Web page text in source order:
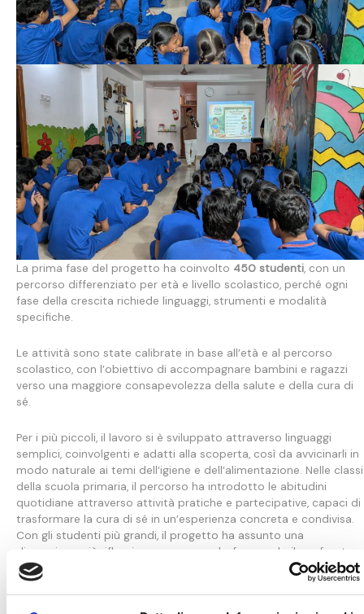
La prima fase del progetto ha coinvolto 450 studenti, con un
percorso differenziato per età e livello scolastico, perché ogni
fase della crescita richiede linguaggi, strumenti e modalità
specifiche.
Le attività sono state calibrate in base all’età e al percorso
scolastico, con l’obiettivo di accompagnare bambini e ragazzi
verso una maggiore consapevolezza della salute e della cura di
sé.
Per i più piccoli, il lavoro si è sviluppato attraverso linguaggi
semplici, coinvolgenti e adatti alla scoperta, così da avvicinarli in
modo naturale ai temi dell’igiene e dell’alimentazione. Nelle classi
della scuola primaria, il percorso ha introdotto le abitudini
quotidiane attraverso attività pratiche e partecipative, capaci di
trasformare la cura di sé in un’esperienza concreta e condivisa.
Con gli studenti più grandi, il progetto ha assunto una
dimensione più riflessiva e consapevole, favorendo il confronto,
la partecipazione attiva e una comprensione più profonda del
legame tra comportamenti quotidiani, salute e benessere. Per i
ragazzi delle classi superiori, infine, il percorso si è arricchito di